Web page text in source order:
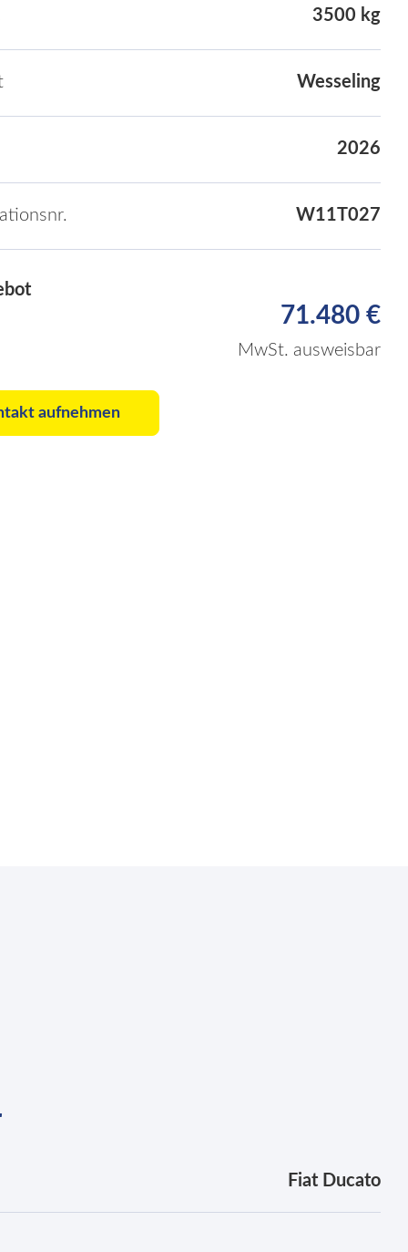
3500 kg
Wesseling
2026
W11T027
71.480 €
MwSt. ausweisbar
aufnehmen
Fiat Ducato